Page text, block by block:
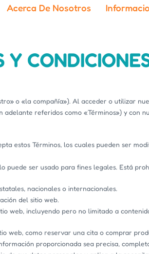
Acerca De Nosotros
Y
o «la compañía»). Al acceder o utilizar
adelante referidos como «Términos») y con
estos Términos, los cuales pueden ser
puede ser usado para fines legales. Está
nacionales o internacionales.
del sitio web.
web, incluyendo pero no limitado a
web, como reservar una cita o comprar
proporcionada sea precisa,